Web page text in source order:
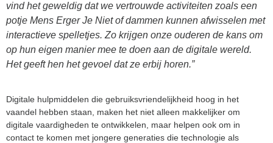
vind het geweldig dat we vertrouwde activiteiten zoals een
potje Mens Erger Je Niet of dammen kunnen afwisselen met
interactieve spelletjes. Zo krijgen onze ouderen de kans om
op hun eigen manier mee te doen aan de digitale wereld.
Het geeft hen het gevoel dat ze erbij horen.”
Digitale hulpmiddelen die gebruiksvriendelijkheid hoog in het
vaandel hebben staan, maken het niet alleen makkelijker om
digitale vaardigheden te ontwikkelen, maar helpen ook om in
contact te komen met jongere generaties die technologie als